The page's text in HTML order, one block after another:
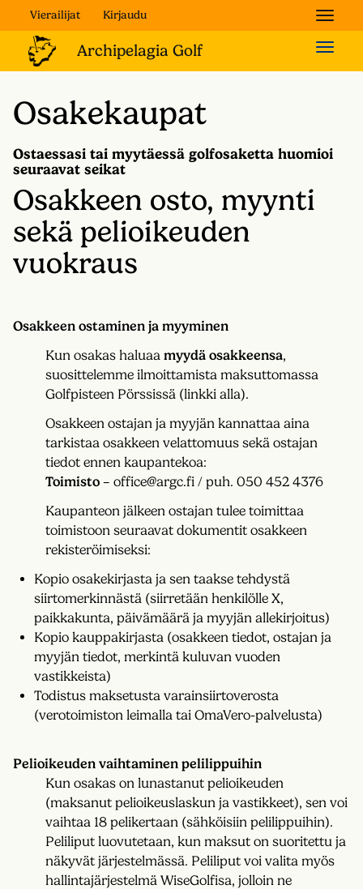
Vierailijat Kirjaudu
Osakekaupat
Ostaessasi tai myytäessä golfosaketta huomioi
seuraavat seikat
Osakkeen osto, myynti
sekä pelioikeuden
vuokraus
Osakkeen ostaminen ja myyminen
Kun osakas haluaa myydä osakkeensa,
suosittelemme ilmoittamista maksuttomassa
Golfpisteen Pörssissä (linkki alla).
Osakkeen ostajan ja myyjän kannattaa aina
tarkistaa osakkeen velattomuus sekä ostajan
tiedot ennen kaupantekoa:
Toimisto – office@argc.fi / puh. 050 452 4376
Kaupanteon jälkeen ostajan tulee toimittaa
toimistoon seuraavat dokumentit osakkeen
rekisteröimiseksi:
Kopio osakekirjasta ja sen taakse tehdystä
siirtomerkinnästä (siirretään henkilölle X,
paikkakunta, päivämäärä ja myyjän allekirjoitus)
Kopio kauppakirjasta (osakkeen tiedot, ostajan ja
myyjän tiedot, merkintä kuluvan vuoden
vastikkeista)
Todistus maksetusta varainsiirtoverosta
(verotoimiston leimalla tai OmaVero-palvelusta)
Pelioikeuden vaihtaminen pelilippuihin
Kun osakas on lunastanut pelioikeuden
(maksanut pelioikeuslaskun ja vastikkeet), sen voi
vaihtaa 18 pelikertaan (sähköisiin pelilippuihin).
Peliliput luovutetaan, kun maksut on suoritettu ja
näkyvät järjestelmässä. Peliliput voi valita myös
hallintajärjestelmä WiseGolfisa, jolloin ne